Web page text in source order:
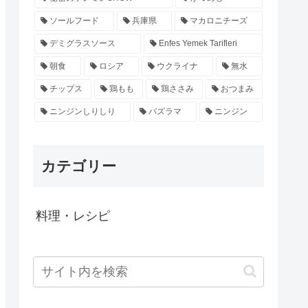
ソールフード 兵庫県 マカロニチーズ
デミグラスソース Enfes Yemek Tarifleri
朝食 ロシア ウクライナ 無水
チップス 鶏もも 鶏ささみ おつまみ
ニンジンしりしり バズラマ ニンジン
カテゴリー
料理・レシピ